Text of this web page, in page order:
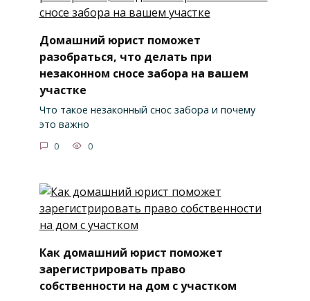
Домашний юрист поможет
разобраться, что делать при
незаконном сносе забора на вашем
участке
Что такое незаконный снос забора и почему
это важно
0 0
Как домашний юрист поможет
зарегистрировать право
собственности на дом с участком